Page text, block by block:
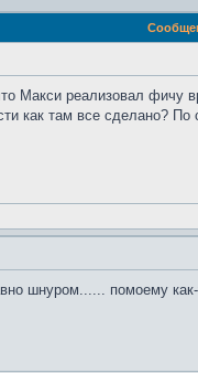
Макси реализовал
как там все сделано?
шнуром...... помоему